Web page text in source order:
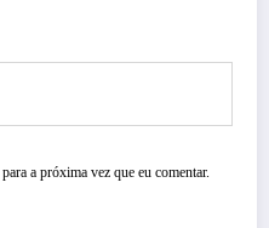
a próxima vez que eu comentar.